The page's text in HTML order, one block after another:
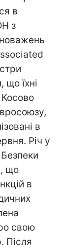
в
з
що їхні
Косово
в
Річ у
що
в
свою
Після